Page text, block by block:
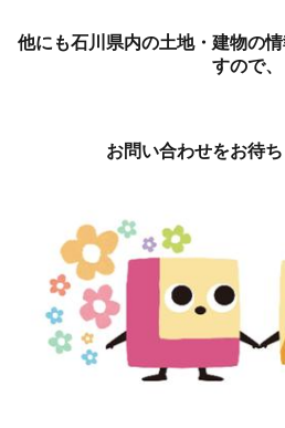
他にも石川県内の土地・建物の
すので、
お問い合わせをお待ち